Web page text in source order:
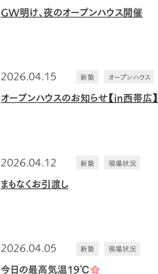
GW明け、夜のオープンハウス開催
オープンハウスのお知らせ【in西帯広】
新築 オープンハウス
2026.04.15
まもなくお引渡し
新築 現場状況
2026.04.12
今日の最高気温19℃
新築 現場状況
2026.04.05